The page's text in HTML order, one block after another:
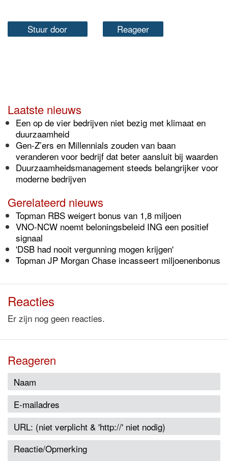
Stuur door Reageer
Laatste nieuws
Een op de vier bedrijven niet bezig met klimaat en
duurzaamheid
Gen-Z’ers en Millennials zouden van baan
veranderen voor bedrijf dat beter aansluit bij waarden
Duurzaamheidsmanagement steeds belangrijker voor
moderne bedrijven
Gerelateerd nieuws
Topman RBS weigert bonus van 1,8 miljoen
VNO-NCW noemt beloningsbeleid ING een positief
signaal
'DSB had nooit vergunning mogen krijgen'
Topman JP Morgan Chase incasseert miljoenenbonus
Reacties
Er zijn nog geen reacties.
Reageren